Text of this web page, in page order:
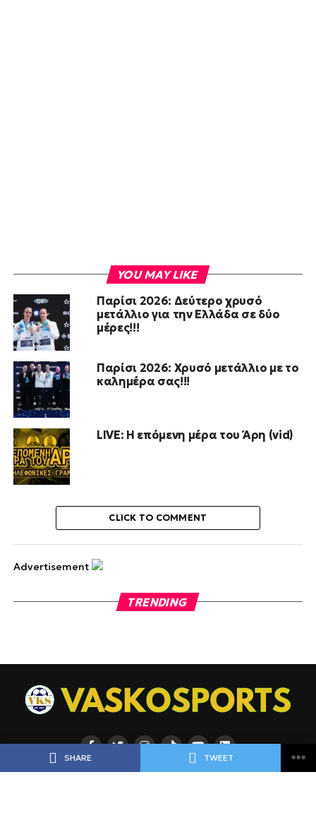
SHARE TWEET
YOU MAY LIKE
Παρίσι 2026: Δεύτερο χρυσό
μετάλλιο για την Ελλάδα σε δύο
μέρες!!!
Παρίσι 2026: Χρυσό μετάλλιο με το
καλημέρα σας!!!
LIVE: Η επόμενη μέρα του Άρη (vid)
CLICK TO COMMENT
Advertisement
TRENDING